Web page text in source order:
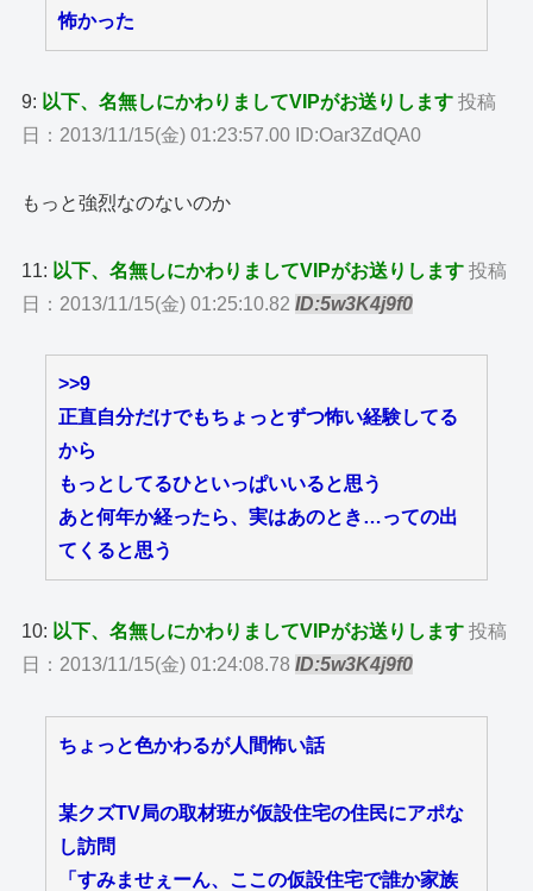
怖かった
9: 以下、名無しにかわりましてVIPがお送りします 投稿
日：2013/11/15(金) 01:23:57.00 ID:Oar3ZdQA0
もっと強烈なのないのか
11: 以下、名無しにかわりましてVIPがお送りします 投稿
日：2013/11/15(金) 01:25:10.82ID:5w3K4j9f0
>>9
正直自分だけでもちょっとずつ怖い経験してる
から
もっとしてるひといっぱいいると思う
あと何年か経ったら、実はあのとき…っての出
てくると思う
10: 以下、名無しにかわりましてVIPがお送りします 投稿
日：2013/11/15(金) 01:24:08.78ID:5w3K4j9f0
ちょっと色かわるが人間怖い話
某クズTV局の取材班が仮設住宅の住民にアポな
し訪問
「すみませぇーん、ここの仮設住宅で誰か家族